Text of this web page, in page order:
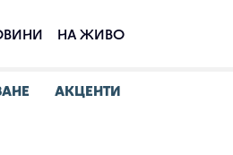
НА ЖИВО
АКЦЕНТИ